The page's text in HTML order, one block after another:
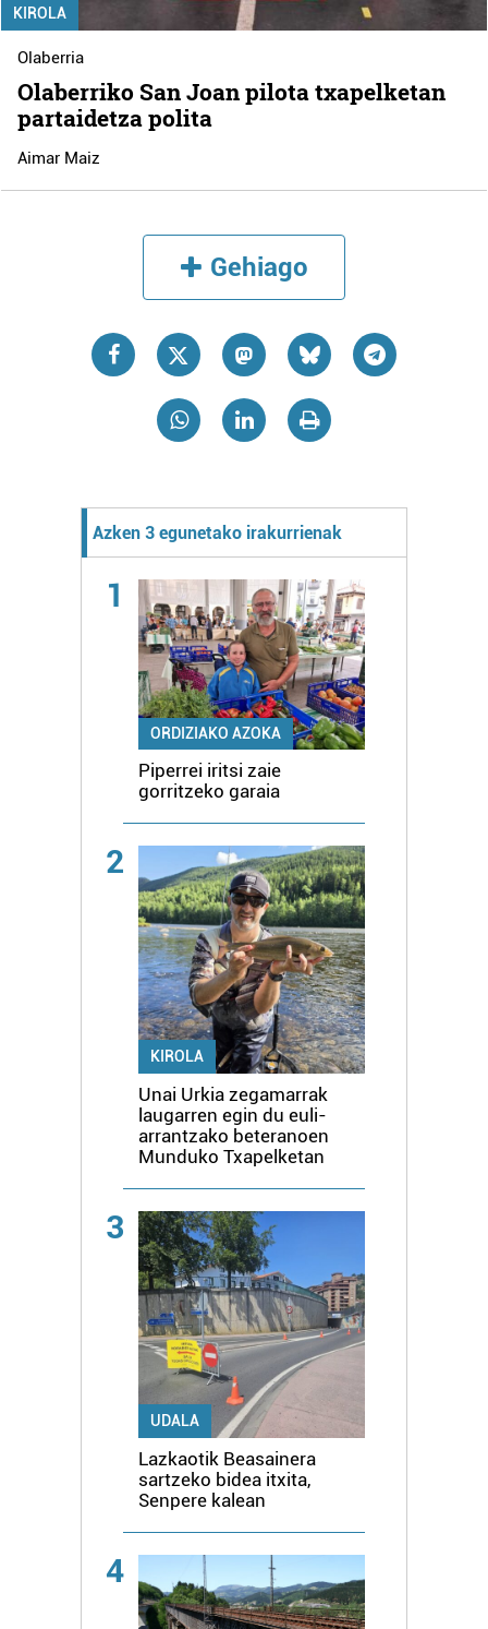
KIROLA
Olaberria
Olaberriko San Joan pilota txapelketan
partaidetza polita
Aimar Maiz
Gehiago
Azken 3 egunetako irakurrienak
1
ORDIZIAKO AZOKA
Piperrei iritsi zaie
gorritzeko garaia
2
KIROLA
Unai Urkia zegamarrak
laugarren egin du euli-
arrantzako beteranoen
Munduko Txapelketan
3
UDALA
Lazkaotik Beasainera
sartzeko bidea itxita,
Senpere kalean
4